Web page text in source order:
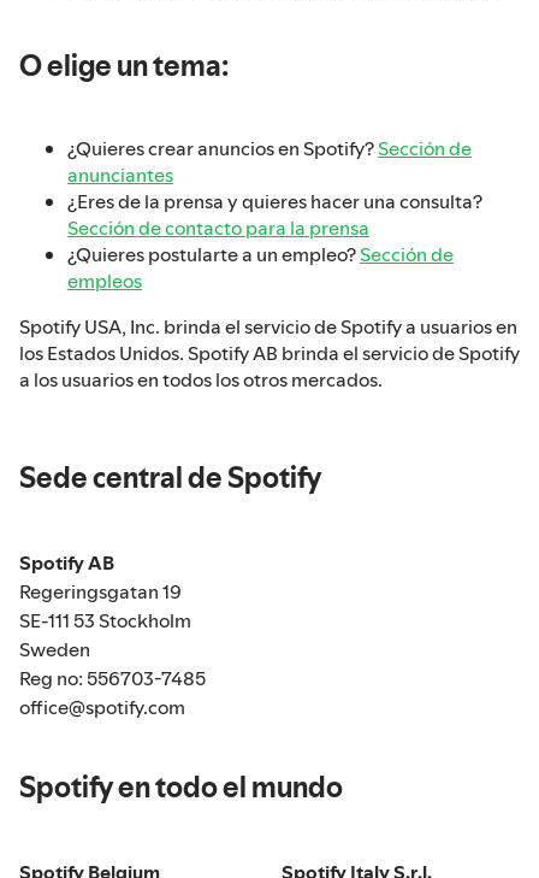
O elige un tema:
¿Quieres crear anuncios en Spotify?Sección de
anunciantes
¿Eres de la prensa y quieres hacer una consulta?
Sección de contacto para la prensa
¿Quieres postularte a un empleo?Sección de
empleos
Spotify USA, Inc. brinda el servicio de Spotify a usuarios en
los Estados Unidos. Spotify AB brinda el servicio de Spotify
a los usuarios en todos los otros mercados.
Sede central de Spotify
Spotify AB
Regeringsgatan 19
SE-111 53 Stockholm
Sweden
Reg no: 556703-7485
office@spotify.com
Spotify en todo el mundo
Spotify Belgium Spotify Italy S.r.l.